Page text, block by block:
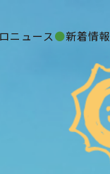
ニュース 新着情報